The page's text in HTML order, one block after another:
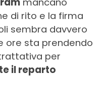
di rito e la firma
sembra davvero
ore sta prendendo
per
il reparto